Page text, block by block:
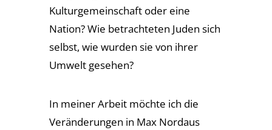
Kulturgemeinschaft oder eine
Nation? Wie betrachteten Juden sich
selbst, wie wurden sie von ihrer
Umwelt gesehen?
In meiner Arbeit möchte ich die
Veränderungen in Max Nordaus